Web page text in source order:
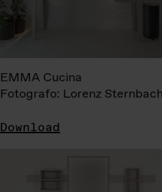
EMMA Cucina
Fotografo: Lorenz Sternbach
Download